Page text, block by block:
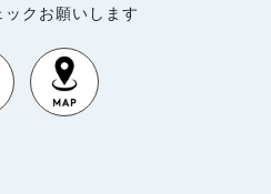
クお願いします